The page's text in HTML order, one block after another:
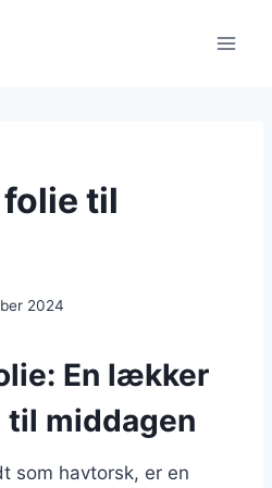
til
2024
En lækker
middagen
som havtorsk, er en